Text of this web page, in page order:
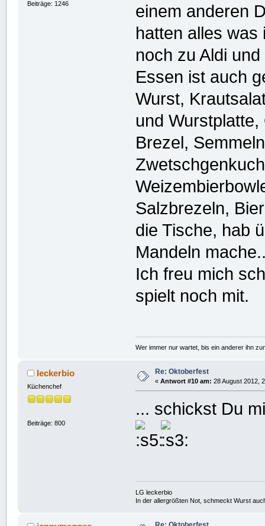
Beiträge: 1246
einem anderen
hatten alles
noch zu Aldi
Essen ist auch
Wurst,
und
Brezel,
Salzbrezeln,
die Tische, hab
Mandeln
Ich freu mich
spielt noch mit.
Wer immer nur wartet, bis ein anderer ihn
leckerbio
Küchenchef
Beiträge: 800
Re: Oktoberfest
« Antwort #10 am: 28 August 2012,
... schickst Du
LG leckerbio
In der allergrößten Not, schmeckt Wurst